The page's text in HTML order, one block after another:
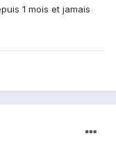
1 mois et jamais